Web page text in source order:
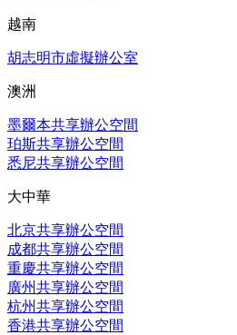
越南
胡志明市虛擬辦公室
澳洲
墨爾本共享辦公空間
珀斯共享辦公空間
悉尼共享辦公空間
大中華
北京共享辦公空間
成都共享辦公空間
重慶共享辦公空間
廣州共享辦公空間
杭州共享辦公空間
香港共享辦公空間